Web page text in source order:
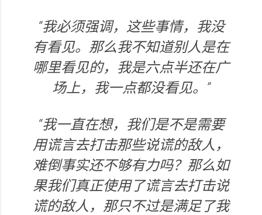
“我必须强调，这些事情，我没
有看见。那么我不知道别人是在
哪里看见的，我是六点半还在广
场上，我一点都没看见。”
“我一直在想，我们是不是需要
用谎言去打击那些说谎的敌人，
难倒事实还不够有力吗？那么如
果我们真正使用了谎言去打击说
谎的敌人，那只不过是满足了我